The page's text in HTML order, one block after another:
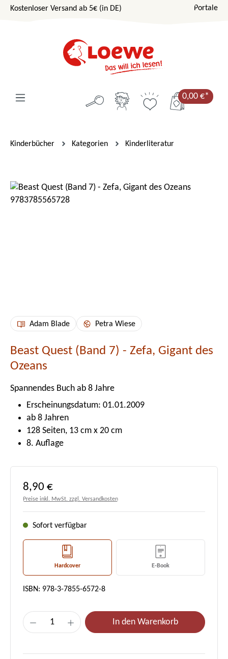
Zum Hauptinhalt springen
Kostenloser Versand ab 5€ (in DE) Portale
0,00 €*
Kinderbücher Kategorien Kinderliteratur
Bildergalerie überspringen
Adam Blade Petra Wiese
Beast Quest (Band 7) - Zefa, Gigant des
Ozeans
Spannendes Buch ab 8 Jahre
Erscheinungsdatum: 01.01.2009
ab 8 Jahren
128 Seiten, 13 cm x 20 cm
8. Auflage
Regulärer Preis:
8,90 €
Preise inkl. MwSt. zzgl. Versandkosten
Sofort verfügbar
Hardcover E-Book
ISBN: 978-3-7855-6572-8
Produkt Anzahl: Gib den gewünschten
In den Warenkorb